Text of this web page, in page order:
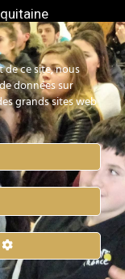
instagram
de la
ce site, nous
données sur
grands sites web